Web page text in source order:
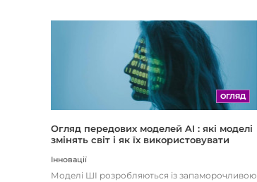
ОГЛЯД
Огляд передових моделей AI : які моделі
змінять світ і як їх використовувати
Інновації
Моделі ШІ розробляються із запаморочливою